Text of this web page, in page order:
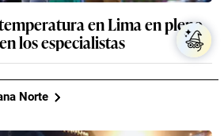
en Lima en pleno
los especialistas
Norte